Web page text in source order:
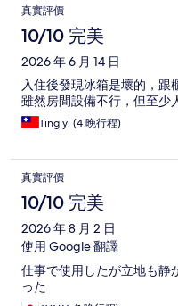
真實評價
10/10 完美
2026 年 6 月 14 日
入住後發現冰箱是壞的，跟
雖然房間設備不行，但至少
Ting yi (4 晚行程)
真實評價
10/10 完美
2026 年 8 月 2 日
使用 Google 翻譯
仕事で使用したが立地も静
った